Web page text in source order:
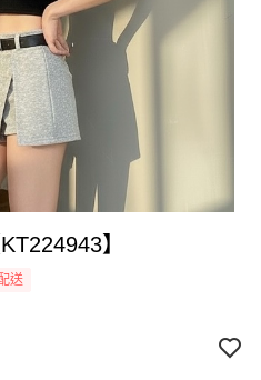
】
送